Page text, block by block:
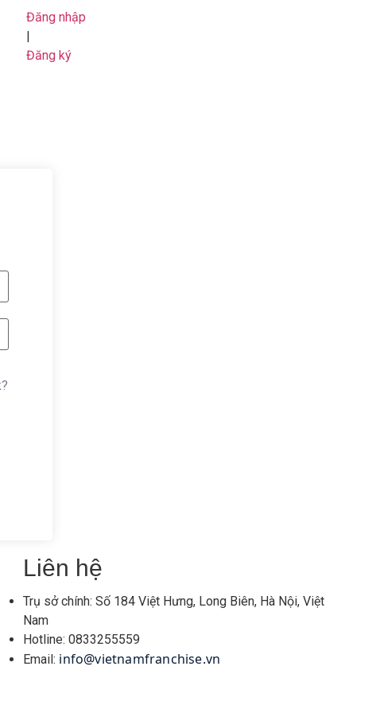
Đăng nhập
|
Đăng ký
Liên hệ
Trụ sở chính: Số 184 Việt Hưng, Long Biên, Hà Nội, Việt
Nam
Hotline: 0833255559
Email: info@vietnamfranchise.vn